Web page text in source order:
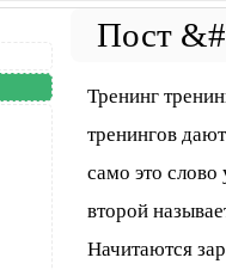
Тренинг
тренингов
само это
второй
Начитаются